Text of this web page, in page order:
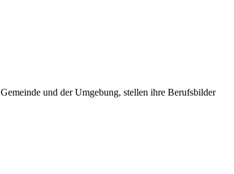
und der Umgebung, stellen ihre Berufsbilder